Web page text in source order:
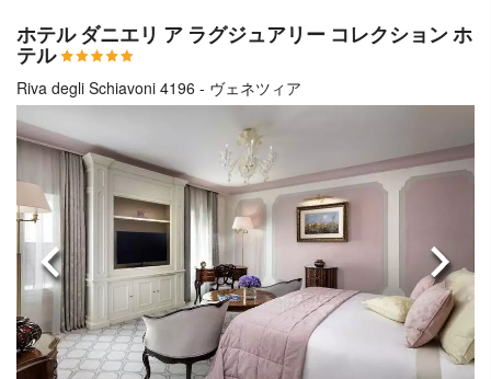
ホテル ダニエリ ア ラグジュアリー コレクション ホ
テル
Riva degli Schiavoni 4196 - ヴェネツィア
前へ 次へ